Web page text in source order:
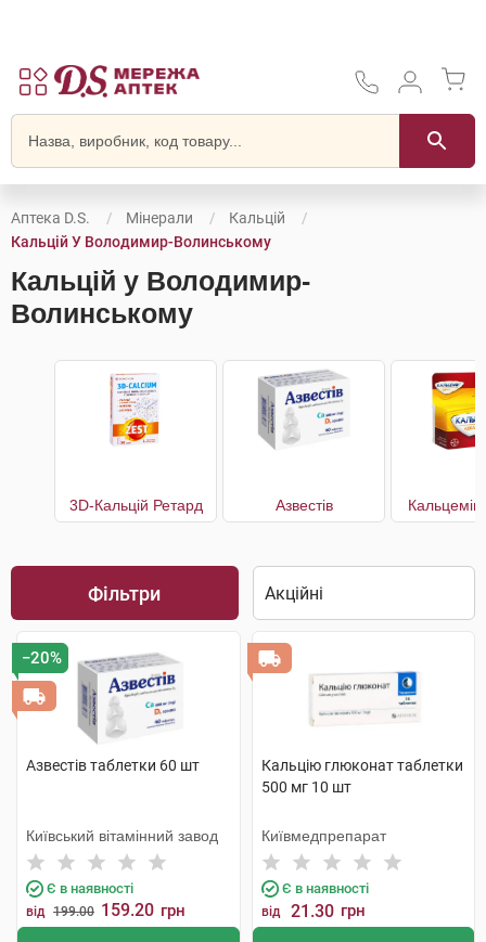
Аптека D.S. Мінерали
Кальцій
Кальцій У Володимир-Волинському
Кальцій у Володимир-
Волинському
3D-Кальцій Ретард Азвестів
Фільтри
−20%
Азвестів таблетки 60 шт
Київський вітамінний завод
Є в наявності
від 199.00 159.20 грн
Кальцію глюконат таблетки
500 мг 10 шт
Київмедпрепарат
Є в наявності
від 21.30 грн